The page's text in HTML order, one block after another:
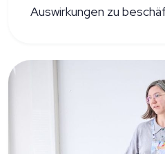
Auswirkungen zu